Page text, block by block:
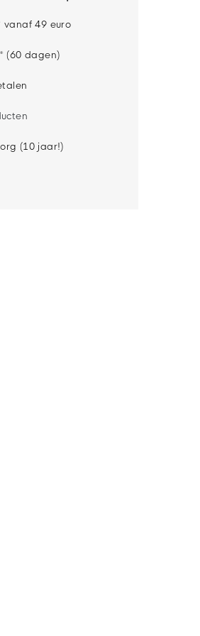
vanaf 49 euro
(60 dagen)
(10 jaar!)